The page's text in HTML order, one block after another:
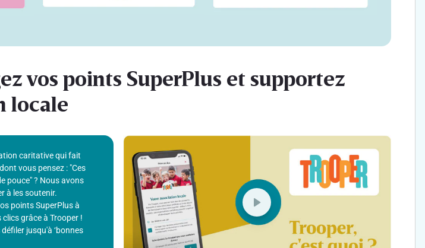
vos points SuperPlus et supportez
locale
caritative qui fait
vous pensez : "Ces
pouce" ? Nous avons
à les soutenir.
points SuperPlus à
grâce à Trooper !
jusqu'à ‘bonnes